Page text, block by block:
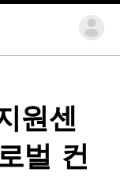
원센
벌 컨